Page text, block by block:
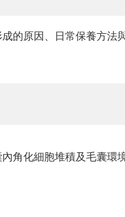
的原因、日常保養方法
角化細胞堆積及毛囊環